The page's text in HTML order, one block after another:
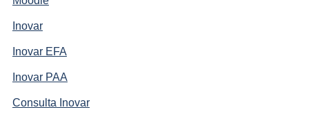
Inovar
Inovar EFA
Inovar PAA
Consulta Inovar